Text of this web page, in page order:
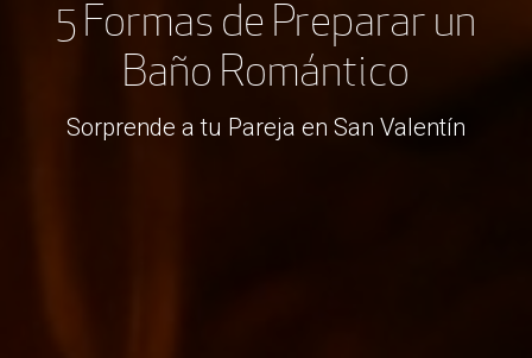
5 Formas de Preparar un
Baño Romántico
Sorprende a tu Pareja en San Valentín